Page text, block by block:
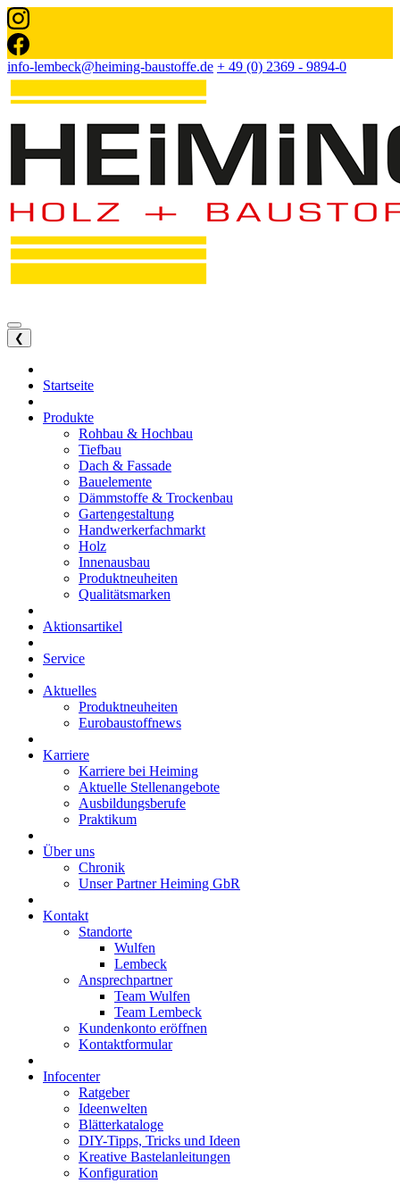
info-lembeck@heiming-baustoffe.de + 49 (0) 2369 - 9894-0
❮
Startseite
Produkte
Rohbau & Hochbau
Tiefbau
Dach & Fassade
Bauelemente
Dämmstoffe & Trockenbau
Gartengestaltung
Handwerkerfachmarkt
Holz
Innenausbau
Produktneuheiten
Qualitätsmarken
Aktionsartikel
Service
Aktuelles
Produktneuheiten
Eurobaustoffnews
Karriere
Karriere bei Heiming
Aktuelle Stellenangebote
Ausbildungsberufe
Praktikum
Über uns
Chronik
Unser Partner Heiming GbR
Kontakt
Standorte
Wulfen
Lembeck
Ansprechpartner
Team Wulfen
Team Lembeck
Kundenkonto eröffnen
Kontaktformular
Infocenter
Ratgeber
Ideenwelten
Blätterkataloge
DIY-Tipps, Tricks und Ideen
Kreative Bastelanleitungen
Konfiguration